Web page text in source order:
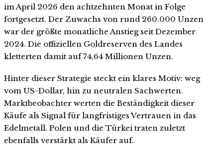
im April 2026 den achtzehnten Monat in Folge
fortgesetzt. Der Zuwachs von rund 260.000 Unzen
war der größte monatliche Anstieg seit Dezember
2024. Die offiziellen Goldreserven des Landes
kletterten damit auf 74,64 Millionen Unzen.
Hinter dieser Strategie steckt ein klares Motiv: weg
vom US-Dollar, hin zu neutralen Sachwerten.
Marktbeobachter werten die Beständigkeit dieser
Käufe als Signal für langfristiges Vertrauen in das
Edelmetall. Polen und die Türkei traten zuletzt
ebenfalls verstärkt als Käufer auf.